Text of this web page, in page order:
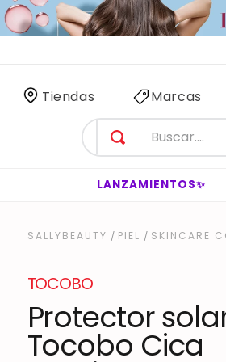
Tiendas Marcas
LANZAMIENTOS✨
PIEL SKINCARE
TOCOBO
Protector
Tocobo Cica